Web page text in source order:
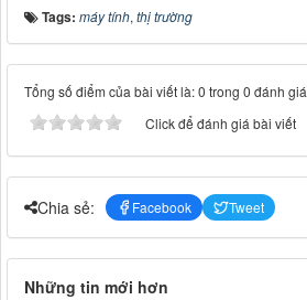
Tags: máy tính, thị trường
Tổng số điểm của bài viết là: 0 trong 0 đánh giá
Click để đánh giá bài viết
Chia sẻ: Facebook Tweet
Những tin mới hơn